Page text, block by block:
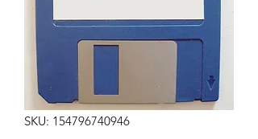
SKU: 154796740946